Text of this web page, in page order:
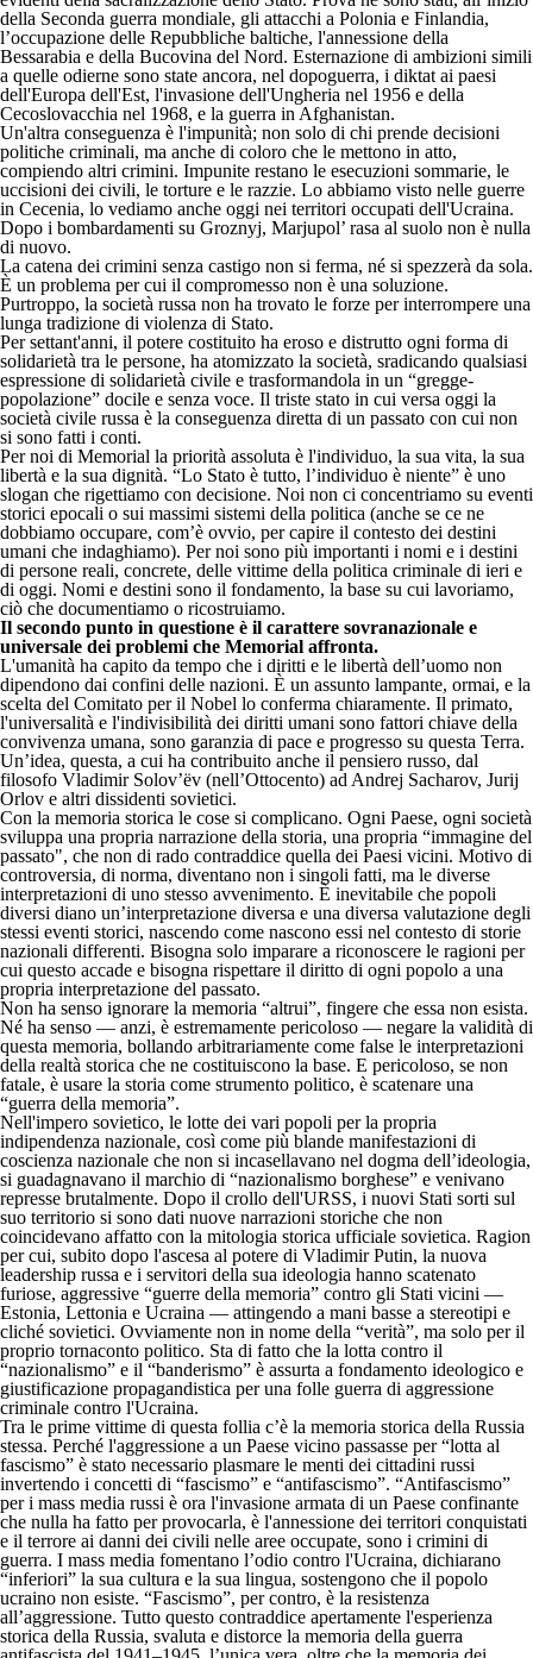
della Seconda guerra mondiale, gli attacchi a Polonia e Finlandia,
l’occupazione delle Repubbliche baltiche, l'annessione della
Bessarabia e della Bucovina del Nord. Esternazione di ambizioni simili
a quelle odierne sono state ancora, nel dopoguerra, i diktat ai paesi
dell'Europa dell'Est, l'invasione dell'Ungheria nel 1956 e della
Cecoslovacchia nel 1968, e la guerra in Afghanistan.
Un'altra conseguenza è l'impunità; non solo di chi prende decisioni
politiche criminali, ma anche di coloro che le mettono in atto,
compiendo altri crimini. Impunite restano le esecuzioni sommarie, le
uccisioni dei civili, le torture e le razzie. Lo abbiamo visto nelle guerre
in Cecenia, lo vediamo anche oggi nei territori occupati dell'Ucraina.
Dopo i bombardamenti su Groznyj, Marjupol’ rasa al suolo non è nulla
di nuovo.
La catena dei crimini senza castigo non si ferma, né si spezzerà da sola.
È un problema per cui il compromesso non è una soluzione.
Purtroppo, la società russa non ha trovato le forze per interrompere una
lunga tradizione di violenza di Stato.
Per settant'anni, il potere costituito ha eroso e distrutto ogni forma di
solidarietà tra le persone, ha atomizzato la società, sradicando qualsiasi
espressione di solidarietà civile e trasformandola in un “gregge-
popolazione” docile e senza voce. Il triste stato in cui versa oggi la
società civile russa è la conseguenza diretta di un passato con cui non
si sono fatti i conti.
Per noi di Memorial la priorità assoluta è l'individuo, la sua vita, la sua
libertà e la sua dignità. “Lo Stato è tutto, l’individuo è niente” è uno
slogan che rigettiamo con decisione. Noi non ci concentriamo su eventi
storici epocali o sui massimi sistemi della politica (anche se ce ne
dobbiamo occupare, com’è ovvio, per capire il contesto dei destini
umani che indaghiamo). Per noi sono più importanti i nomi e i destini
di persone reali, concrete, delle vittime della politica criminale di ieri e
di oggi. Nomi e destini sono il fondamento, la base su cui lavoriamo,
ciò che documentiamo o ricostruiamo.
Il secondo punto in questione è il carattere sovranazionale e
universale dei problemi che Memorial affronta.
L'umanità ha capito da tempo che i diritti e le libertà dell’uomo non
dipendono dai confini delle nazioni. È un assunto lampante, ormai, e la
scelta del Comitato per il Nobel lo conferma chiaramente. Il primato,
l'universalità e l'indivisibilità dei diritti umani sono fattori chiave della
convivenza umana, sono garanzia di pace e progresso su questa Terra.
Un’idea, questa, a cui ha contribuito anche il pensiero russo, dal
filosofo Vladimir Solov’ëv (nell’Ottocento) ad Andrej Sacharov, Jurij
Orlov e altri dissidenti sovietici.
Con la memoria storica le cose si complicano. Ogni Paese, ogni società
sviluppa una propria narrazione della storia, una propria “immagine del
passato", che non di rado contraddice quella dei Paesi vicini. Motivo di
controversia, di norma, diventano non i singoli fatti, ma le diverse
interpretazioni di uno stesso avvenimento. È inevitabile che popoli
diversi diano un’interpretazione diversa e una diversa valutazione degli
stessi eventi storici, nascendo come nascono essi nel contesto di storie
nazionali differenti. Bisogna solo imparare a riconoscere le ragioni per
cui questo accade e bisogna rispettare il diritto di ogni popolo a una
propria interpretazione del passato.
Non ha senso ignorare la memoria “altrui”, fingere che essa non esista.
Né ha senso — anzi, è estremamente pericoloso — negare la validità di
questa memoria, bollando arbitrariamente come false le interpretazioni
della realtà storica che ne costituiscono la base. E pericoloso, se non
fatale, è usare la storia come strumento politico, è scatenare una
“guerra della memoria”.
Nell'impero sovietico, le lotte dei vari popoli per la propria
indipendenza nazionale, così come più blande manifestazioni di
coscienza nazionale che non si incasellavano nel dogma dell’ideologia,
si guadagnavano il marchio di “nazionalismo borghese” e venivano
represse brutalmente. Dopo il crollo dell'URSS, i nuovi Stati sorti sul
suo territorio si sono dati nuove narrazioni storiche che non
coincidevano affatto con la mitologia storica ufficiale sovietica. Ragion
per cui, subito dopo l'ascesa al potere di Vladimir Putin, la nuova
leadership russa e i servitori della sua ideologia hanno scatenato
furiose, aggressive “guerre della memoria” contro gli Stati vicini —
Estonia, Lettonia e Ucraina — attingendo a mani basse a stereotipi e
cliché sovietici. Ovviamente non in nome della “verità”, ma solo per il
proprio tornaconto politico. Sta di fatto che la lotta contro il
“nazionalismo” e il “banderismo” è assurta a fondamento ideologico e
giustificazione propagandistica per una folle guerra di aggressione
criminale contro l'Ucraina.
Tra le prime vittime di questa follia c’è la memoria storica della Russia
stessa. Perché l'aggressione a un Paese vicino passasse per “lotta al
fascismo” è stato necessario plasmare le menti dei cittadini russi
invertendo i concetti di “fascismo” e “antifascismo”. “Antifascismo”
per i mass media russi è ora l'invasione armata di un Paese confinante
che nulla ha fatto per provocarla, è l'annessione dei territori conquistati
e il terrore ai danni dei civili nelle aree occupate, sono i crimini di
guerra. I mass media fomentano l’odio contro l'Ucraina, dichiarano
“inferiori” la sua cultura e la sua lingua, sostengono che il popolo
ucraino non esiste. “Fascismo”, per contro, è la resistenza
all’aggressione. Tutto questo contraddice apertamente l'esperienza
storica della Russia, svaluta e distorce la memoria della guerra